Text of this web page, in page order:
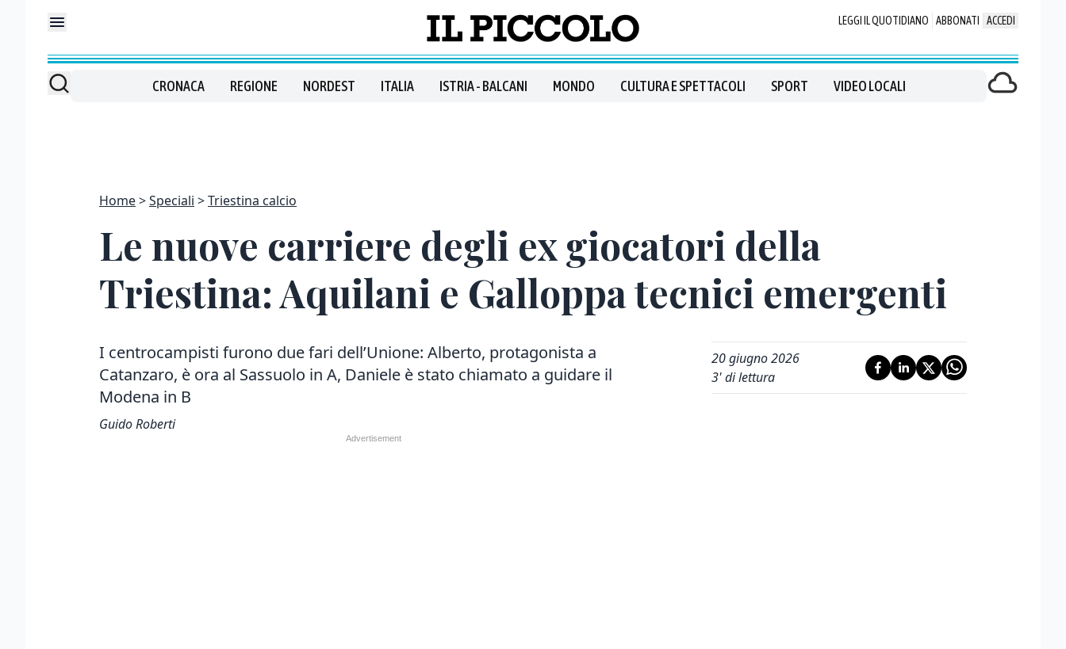
LEGGI IL QUOTIDIANO ABBONATI ACCEDI
CRONACA REGIONE NORDEST ITALIA ISTRIA - BALCANI MONDO CULTURA E SPETTACOLI SPORT VIDEO LOCALI
Home Speciali Triestina calcio
Le nuove carriere degli ex giocatori della
Triestina: Aquilani e Galloppa tecnici emergenti
I centrocampisti furono due fari dell’Unione: Alberto, protagonista a
Catanzaro, è ora al Sassuolo in A, Daniele è stato chiamato a guidare il
Modena in B
Guido Roberti
20 giugno 2026
3' di lettura